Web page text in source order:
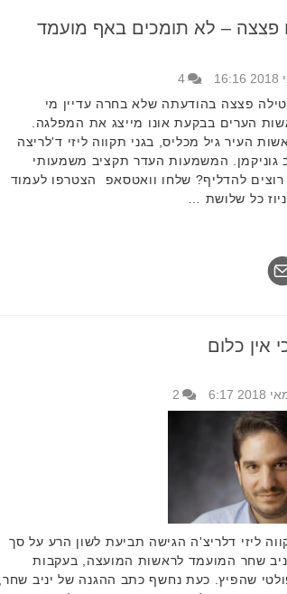
פצצה – לא תומכים באף מועמד
4
פצצה בהודעתה שלא בחרה עדיין מי
הערים בבקעת אונו מייצג את המפלגה.
העיר גיל מכליס, בגני תקווה ליזי ד'לריצה
גוניקמן. המשמעות העדר תקציב משמעותי
רוצים להדליף? שלחו וואטסאפ הצטרפו לעמוד
כל שלושת …
אין כלום
2
ליזי דלריצ'ה הגישה תביעת לשון הרע על סך
יניב שחר המועמד לראשות המועצה, בעקבות
שהפיץ. כעת נחשף כתב ההגנה של יניב שחר,